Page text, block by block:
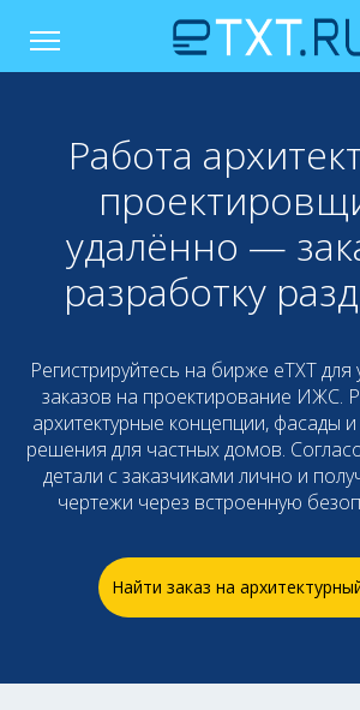
Работа
удалённо —
разработку
Регистрируйтесь на бирже eTXT
заказов на проектирование ИЖС.
архитектурные концепции, фасады
решения для частных домов.
детали с заказчиками лично и
чертежи через встроенную
Найти заказ на